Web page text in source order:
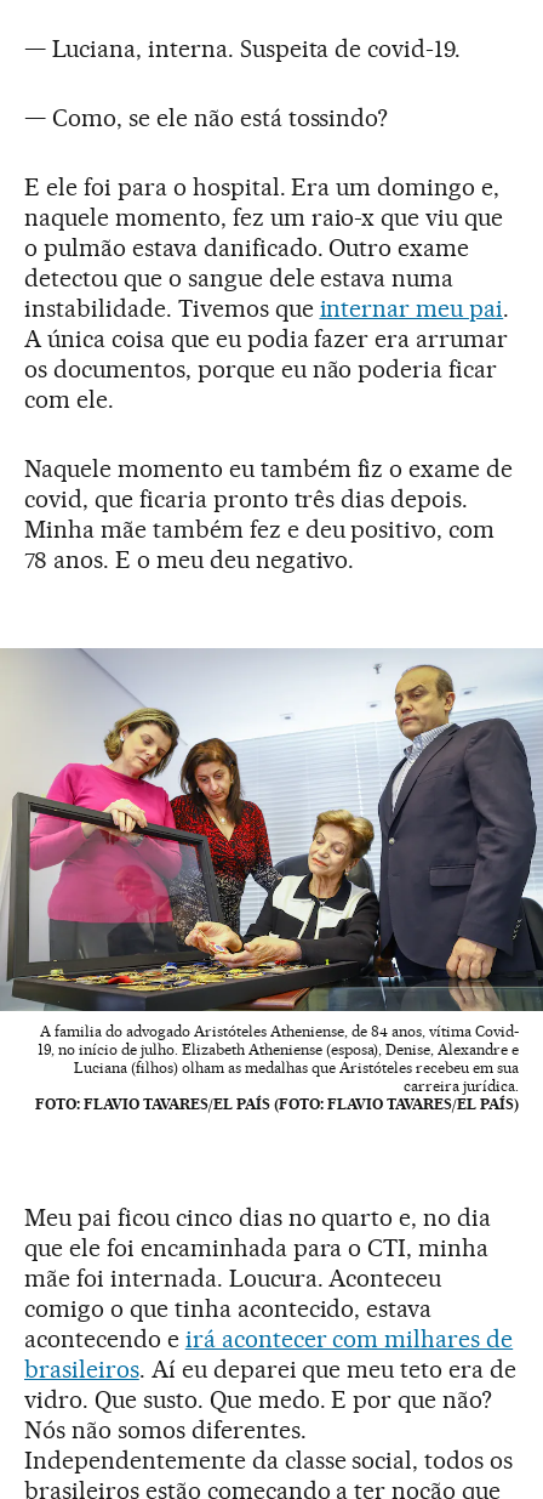
— Luciana, interna. Suspeita de covid-19.
— Como, se ele não está tossindo?
E ele foi para o hospital. Era um domingo e,
naquele momento, fez um raio-x que viu que
o pulmão estava danificado. Outro exame
detectou que o sangue dele estava numa
instabilidade. Tivemos que internar meu pai.
A única coisa que eu podia fazer era arrumar
os documentos, porque eu não poderia ficar
com ele.
Naquele momento eu também fiz o exame de
covid, que ficaria pronto três dias depois.
Minha mãe também fez e deu positivo, com
78 anos. E o meu deu negativo.
A familia do advogado Aristóteles Atheniense, de 84 anos, vítima Covid-
19, no início de julho. Elizabeth Atheniense (esposa), Denise, Alexandre e
Luciana (filhos) olham as medalhas que Aristóteles recebeu em sua
carreira jurídica.
FOTO: FLAVIO TAVARES/EL PAÍS (FOTO: FLAVIO TAVARES/EL PAÍS)
Meu pai ficou cinco dias no quarto e, no dia
que ele foi encaminhada para o CTI, minha
mãe foi internada. Loucura. Aconteceu
comigo o que tinha acontecido, estava
acontecendo e irá acontecer com milhares de
brasileiros. Aí eu deparei que meu teto era de
vidro. Que susto. Que medo. E por que não?
Nós não somos diferentes.
Independentemente da classe social, todos os
brasileiros estão começando a ter noção que